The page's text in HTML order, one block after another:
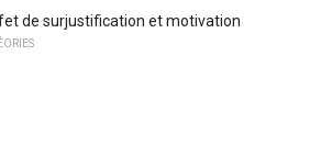
de surjustification et motivation